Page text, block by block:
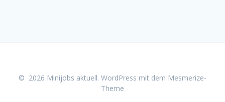
© 2026 Minijobs aktuell. WordPress mit dem Mesmerize-
Theme